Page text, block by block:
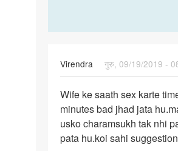
Virendra
गुरु, 09/19/2019 -
Wife
ke
saath
sex
Wife ke saath sex karte
minutes bad jhad jata
usko charamsukh tak nhi
pata hu.koi sahi